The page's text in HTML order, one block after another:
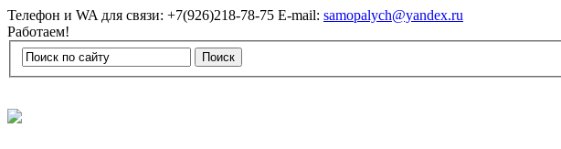
Телефон и WA для связи: +7(926)218-78-75 E-mail: samopalych@yandex.ru
Работаем!